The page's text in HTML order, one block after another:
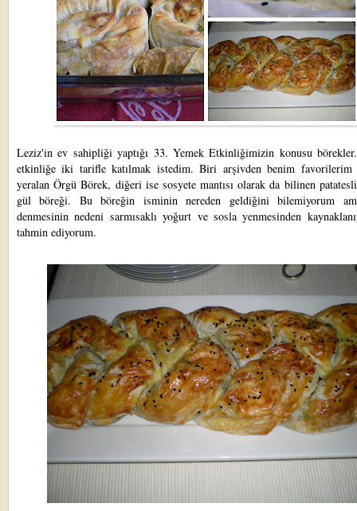
Leziz'in ev sahipliği yaptığı 33. Yemek Etkinliğimizin konusu
etkinliğe iki tarifle katılmak istedim. Biri arşivden benim favorilerim
yeralan Örgü Börek, diğeri ise sosyete mantısı olarak da bilinen
gül böreği. Bu böreğin isminin nereden geldiğini bilemiyorum
denmesinin nedeni sarmısaklı yoğurt ve sosla yenmesinden
tahmin ediyorum.